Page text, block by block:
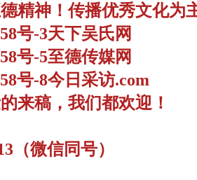
精神！传播优秀文化为
号-3天下吴氏网
号-5至德传媒网
号-8今日采访.com
来稿，我们都欢迎！
（微信同号）